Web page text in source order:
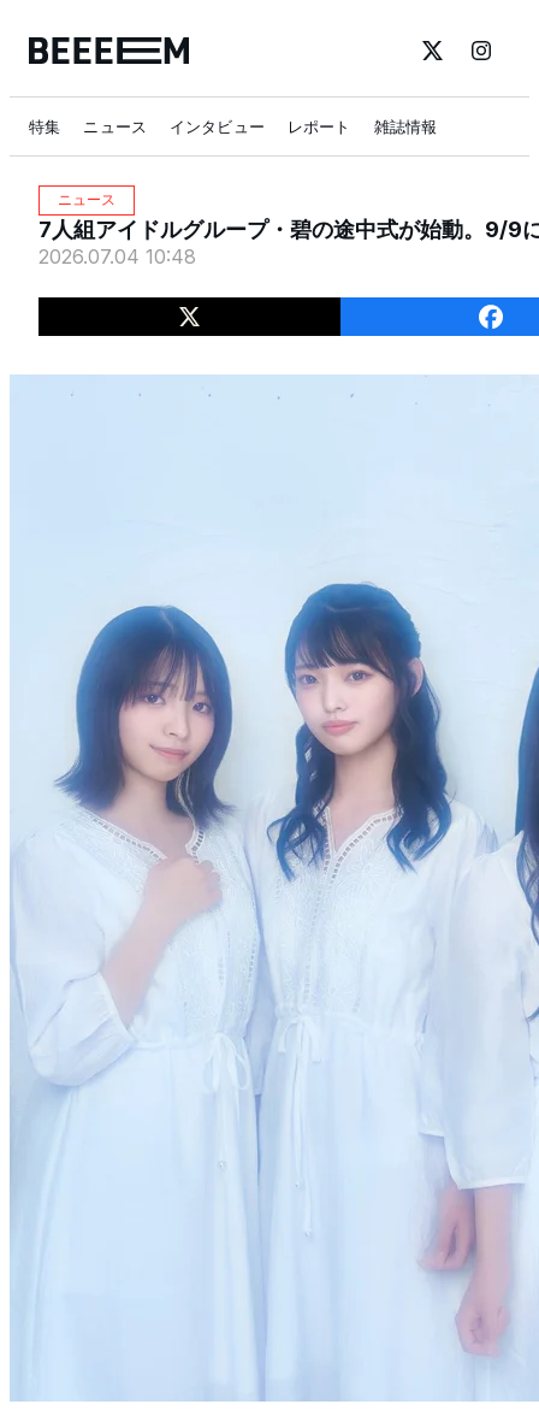
特集 ニュース インタビュー レポート 雑誌情報
ニュース
7人組アイドルグループ・碧の途中式が始動。9/
2026.07.04 10:48